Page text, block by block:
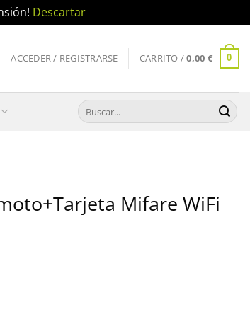
Descartar
ACCEDER / REGISTRARSE CARRITO /0,00 € 0
Buscar
por:
Mifare WiFi